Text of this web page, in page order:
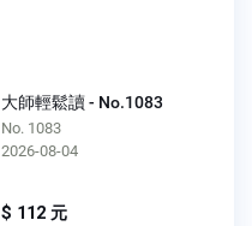
大師輕鬆讀 - No.1083
No. 1083
2026-08-04
$ 112 元